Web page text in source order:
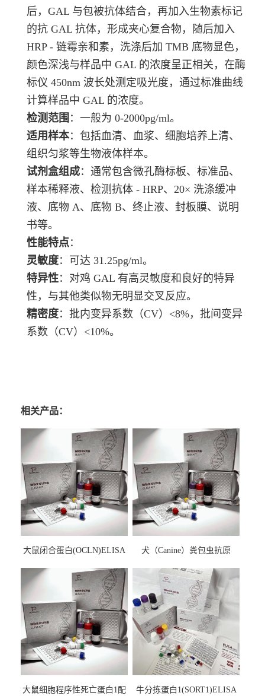
后，GAL 与包被抗体结合，再加入生物素标记
的抗 GAL 抗体，形成夹心复合物，随后加入
HRP - 链霉亲和素，洗涤后加 TMB 底物显色，
颜色深浅与样品中 GAL 的浓度呈正相关，在酶
标仪 450nm 波长处测定吸光度，通过标准曲线
计算样品中 GAL 的浓度。
检测范围 ：一般为 0-2000pg/ml。
适用样本：包括血清、血浆、细胞培养上清、
组织匀浆等生物液体样本。
试剂盒组成：通常包含微孔酶标板、标准品、
样本稀释液、检测抗体 - HRP、20× 洗涤缓冲
液、底物 A、底物 B、终止液、封板膜、说明
书等。
性能特点：
灵敏度：可达 31.25pg/ml。
特异性：对鸡 GAL 有高灵敏度和良好的特异
性，与其他类似物无明显交叉反应。
精密度：批内变异系数（CV）<8%，批间变异
系数（CV）<10%。
相关产品：
大鼠闭合蛋白(OCLN)ELISA
犬（Canine）粪包虫抗原
大鼠细胞程序性死亡蛋白1配 牛分拣蛋白1(SORT1)ELISA